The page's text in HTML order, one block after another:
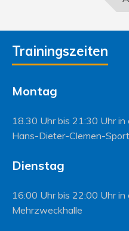
Trainingszeiten
Montag
18.30 Uhr bis 21:30 Uhr in
Hans-Dieter-Clemen-
Dienstag
16:00 Uhr bis 22:00 Uhr in
Mehrzweckhalle